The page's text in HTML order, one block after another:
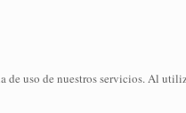
uso de nuestros servicios. Al